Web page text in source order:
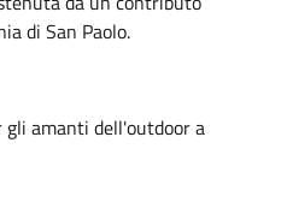
di San Paolo.
gli amanti dell'outdoor a